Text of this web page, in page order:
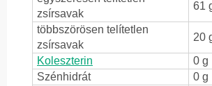
zsírsavak
61
többszörösen telítetlen
zsírsavak
20
Koleszterin
0 g
Szénhidrát
0 g